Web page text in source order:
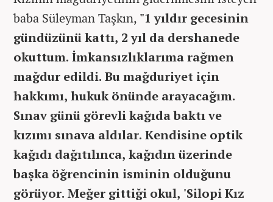
baba Süleyman Taşkın, "1 yıldır gecesinin
gündüzünü kattı, 2 yıl da dershanede
okuttum. İmkansızlıklarıma rağmen
mağdur edildi. Bu mağduriyet için
hakkımı, hukuk önünde arayacağım.
Sınav günü görevli kağıda baktı ve
kızımı sınava aldılar. Kendisine optik
kağıdı dağıtılınca, kağıdın üzerinde
başka öğrencinin isminin olduğunu
görüyor. Meğer gittiği okul, 'Silopi Kız